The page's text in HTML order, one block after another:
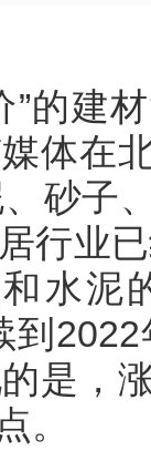
”的建
体在
砂子
行业
水泥
到
是，
。